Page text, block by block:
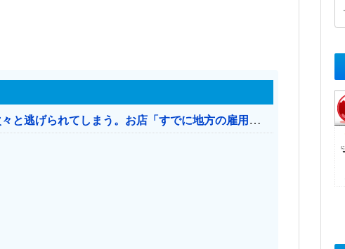
日本のお店、時給1500円でもミャンマー人に次々と逃げられてしまう。お店「すでに地方の雇用は崩壊」